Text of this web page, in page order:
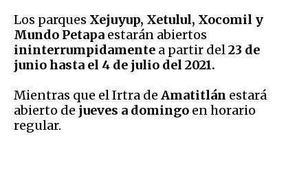
Los parques Xejuyup, Xetulul, Xocomil y
Mundo Petapa estarán abiertos
ininterrumpidamente a partir del23 de
junio hasta el 4 de julio del 2021.
Mientras que el Irtra de Amatitlán estará
abierto de jueves a domingo en horario
regular.